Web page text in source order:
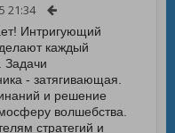
21:34
Интригующий
каждый
Задачи
- затягивающая.
и решение
волшебства.
стратегий и